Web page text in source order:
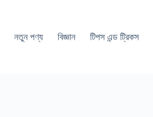
নতুন পণ্য বিজ্ঞান টিপস এন্ড ট্রিকস